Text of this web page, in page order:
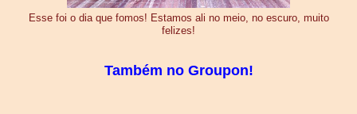
Esse foi o dia que fomos! Estamos ali no meio, no escuro, muito
felizes!
Também no Groupon!